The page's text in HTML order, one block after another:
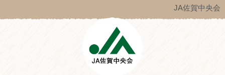
JA佐賀中央会